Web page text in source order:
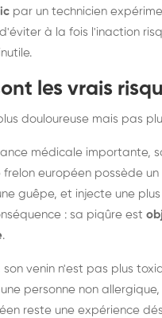
par un technicien
à la fois l'inaction
les vrais
douloureuse mais pas
médicale importante,
frelon européen possède
guêpe, et injecte une
: sa piqûre est
.
son venin n'est pas plus
personne non
reste une expérience